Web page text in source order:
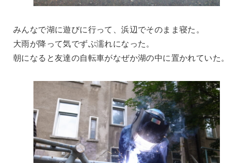
みんなで湖に遊びに行って、浜辺でそのまま寝た。
大雨が降って気でずぶ濡れになった。
朝になると友達の自転車がなぜか湖の中に置かれていた